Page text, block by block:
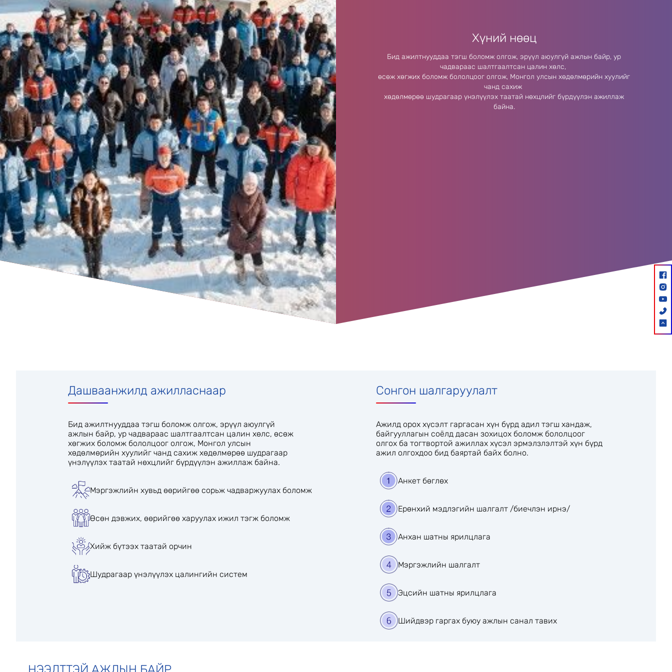
Хүний нөөц
Бид ажилтнууддаа тэгш боломж олгож, эрүүл аюулгүй ажлын байр, ур
чадвараас шалтгаалтсан цалин хөлс,
өсөж хөгжих боломж бололцоог олгож, Монгол улсын хөдөлмөрийн хуулийг
чанд сахиж
хөдөлмөрөө шудрагаар үнэлүүлэх таатай нөхцлийг бүрдүүлэн ажиллаж
байна.
Дашваанжилд ажилласнаар
Бид ажилтнууддаа тэгш боломж олгож, эрүүл аюулгүй
ажлын байр, ур чадвараас шалтгаалтсан цалин хөлс, өсөж
хөгжих боломж бололцоог олгож, Монгол улсын
хөдөлмөрийн хуулийг чанд сахиж хөдөлмөрөө шудрагаар
үнэлүүлэх таатай нөхцлийг бүрдүүлэн ажиллаж байна.
Мэргэжлийн хувьд өөрийгөө сорьж чадваржуулах боломж
Өсөн дэвжих, өөрийгөө харуулах ижил тэгж боломж
Хийж бүтээх таатай орчин
Шудрагаар үнэлүүлэх цалингийн систем
Сонгон шалгаруулалт
Ажилд орох хүсэлт гаргасан хүн бүрд адил тэгш хандаж,
байгууллагын соёлд дасан зохицох боломж бололцоог
олгох ба тогтвортой ажиллах хүсэл эрмэлзлэлтэй хүн бүрд
ажил олгохдоо бид баяртай байх болно.
Анкет бөглөх
Ерөнхий мэдлэгийн шалгалт /биечлэн ирнэ/
Анхан шатны ярилцлага
Мэргэжлийн шалгалт
Эцсийн шатны ярилцлага
Шийдвэр гаргах буюу ажлын санал тавих